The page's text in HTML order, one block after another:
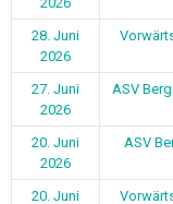
28. Juni
2026
27. Juni
2026
ASV
20. Juni
2026
ASV
20. Juni